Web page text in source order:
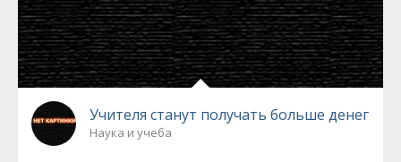
Учителя станут получать больше денег
Наука и учеба